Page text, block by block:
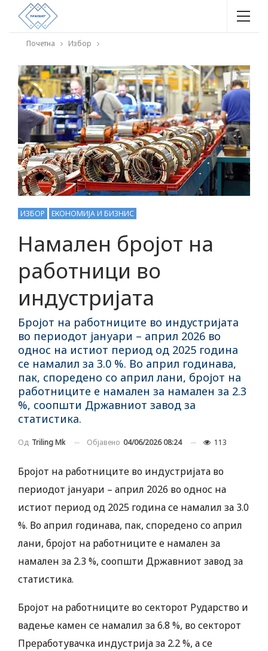
Почетна Избор
ИЗБОР ЕКОНОМИЈА И БИЗНИС
Намален бројот на
работници во
индустријата
Бројот на работниците во индустријата
во периодот јануари – април 2026 во
однос на истиот период од 2025 година
се намалил за 3.0 %. Во април годинава,
пак, споредено со април лани, бројот на
работниците е намален за намален за 2.3
%, соопшти Државниот завод за
статистика.
Од Triling Mk Објавено 04/06/2026 08:24 113
Бројот на работниците во индустријата во
периодот јануари – април 2026 во однос на
истиот период од 2025 година се намалил за 3.0
%. Во април годинава, пак, споредено со април
лани, бројот на работниците е намален за
намален за 2.3 %, соопшти Државниот завод за
статистика.
Бројот на работниците во секторот Рударство и
вадење камен се намалил за 6.8 %, во секторот
Преработувачка индустрија за 2.2 %, а се